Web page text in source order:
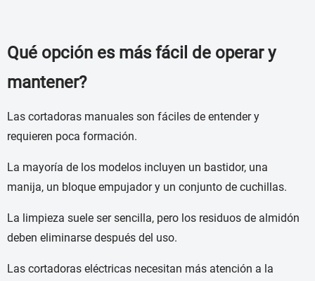
Qué opción es más fácil de operar y
mantener?
Las cortadoras manuales son fáciles de entender y
requieren poca formación.
La mayoría de los modelos incluyen un bastidor, una
manija, un bloque empujador y un conjunto de cuchillas.
La limpieza suele ser sencilla, pero los residuos de almidón
deben eliminarse después del uso.
Las cortadoras eléctricas necesitan más atención a la